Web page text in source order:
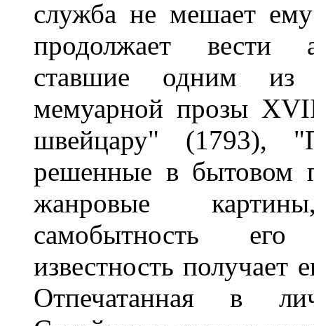
служба не мешает ему
продолжает вести
ставшие одним из
мемуарной прозы
швейцару" (1793),
решенные в бытовом
жанровые
самобытность
известность
Отпечатанная в